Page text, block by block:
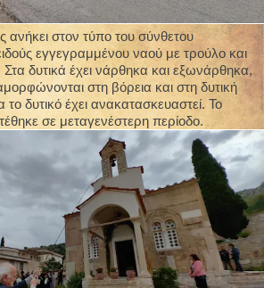
ανήκει στον τύπο του σύνθετου
εγγεγραμμένου ναού με τρούλο και
δυτικά έχει νάρθηκα και εξωνάρθηκα,
στη βόρεια και στη δυτική
δυτικό έχει ανακατασκευαστεί. Το
σε μεταγενέστερη περίοδο.